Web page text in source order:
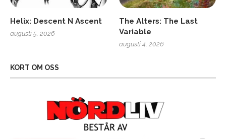
Helix: Descent N Ascent
augusti 5, 2026
The Alters: The Last
Variable
augusti 4, 2026
KORT OM OSS